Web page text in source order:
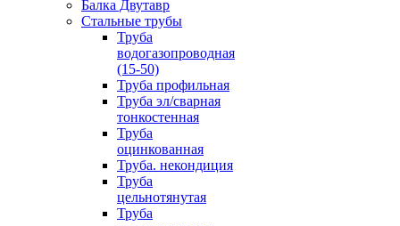
Балка Двутавр
Стальные трубы
Труба
водогазопроводная
(15-50)
Труба профильная
Труба эл/сварная
тонкостенная
Труба
оцинкованная
Труба. некондиция
Труба
цельнотянутая
Труба